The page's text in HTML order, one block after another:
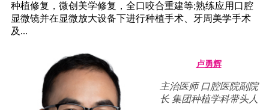
种植修复，微创美学修复，全口咬合重建等;熟练应用口腔
显微镜并在显微放大设备下进行种植手术、牙周美学手术
及...
卢勇辉
主治医师 口腔医院副院
长 集团种植学科带头人